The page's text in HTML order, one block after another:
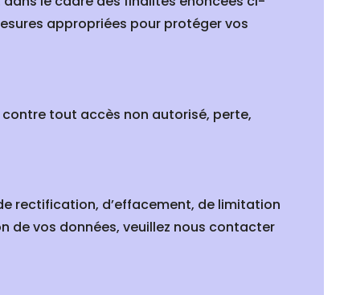
appropriées pour protéger vos
tout accès non autorisé, perte,
rectification, d’effacement, de limitation
vos données, veuillez nous contacter